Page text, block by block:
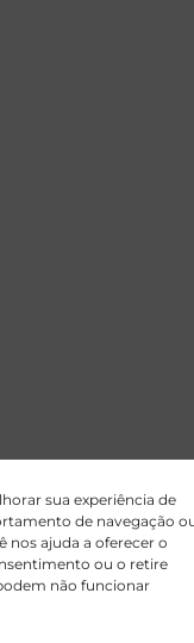
sua experiência de
de navegação
nos ajuda a oferecer o
ou o retire
não funcionar